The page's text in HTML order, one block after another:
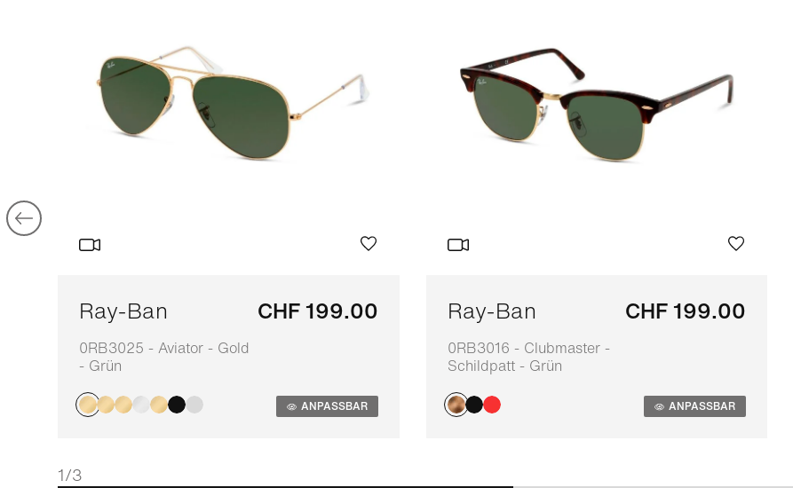
Ray-Ban
0RB3025 - Aviator - Gold
- Grün
CHF 199.00
ANPASSBAR
Ray-Ban
0RB3016 - Clubmaster -
Schildpatt - Grün
CHF 199.00
ANPASSBAR
1/3